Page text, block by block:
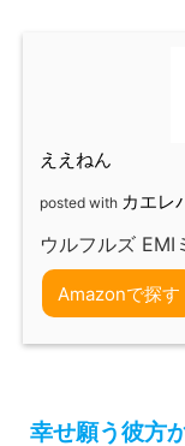
ええねん
posted with カエレ
ウルフルズ
Amazonで探す
幸せ願う彼方